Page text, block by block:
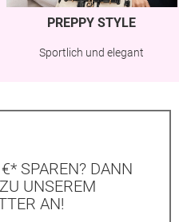
PREPPY STYLE
Sportlich und elegant
SPAREN? DANN
UNSEREM
AN!